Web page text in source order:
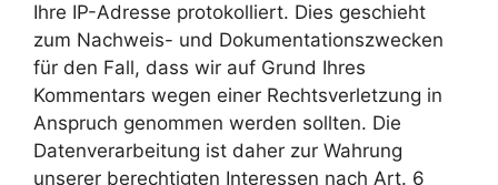
Ihre IP-Adresse protokolliert. Dies geschieht
zum Nachweis- und Dokumentationszwecken
für den Fall, dass wir auf Grund Ihres
Kommentars wegen einer Rechtsverletzung in
Anspruch genommen werden sollten. Die
Datenverarbeitung ist daher zur Wahrung
unserer berechtigten Interessen nach Art. 6